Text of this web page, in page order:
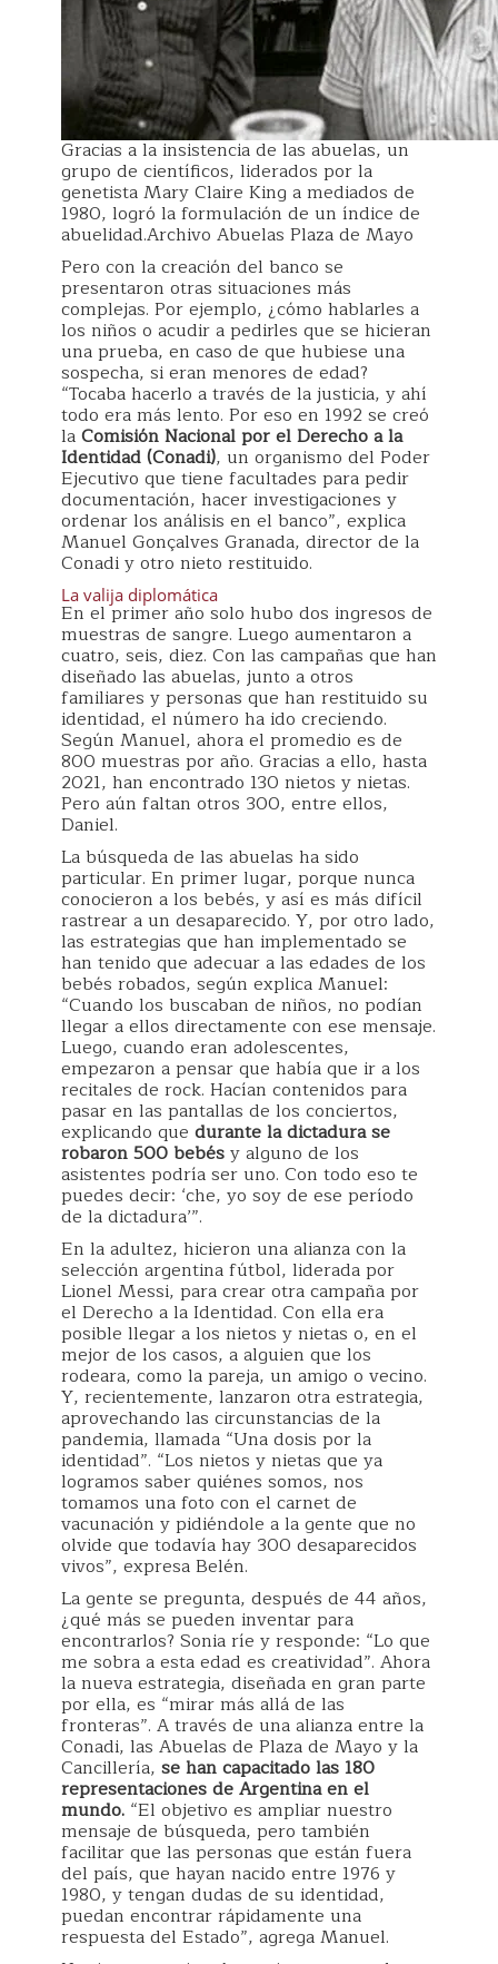
Gracias a la insistencia de las abuelas, un
grupo de científicos, liderados por la
genetista Mary Claire King a mediados de
1980, logró la formulación de un índice de
abuelidad.Archivo Abuelas Plaza de Mayo
Pero con la creación del banco se
presentaron otras situaciones más
complejas. Por ejemplo, ¿cómo hablarles a
los niños o acudir a pedirles que se hicieran
una prueba, en caso de que hubiese una
sospecha, si eran menores de edad?
“Tocaba hacerlo a través de la justicia, y ahí
todo era más lento. Por eso en 1992 se creó
laComisión Nacional por el Derecho a la
Identidad (Conadi), un organismo del Poder
Ejecutivo que tiene facultades para pedir
documentación, hacer investigaciones y
ordenar los análisis en el banco”, explica
Manuel Gonçalves Granada, director de la
Conadi y otro nieto restituido.
La valija diplomática
En el primer año solo hubo dos ingresos de
muestras de sangre. Luego aumentaron a
cuatro, seis, diez. Con las campañas que han
diseñado las abuelas, junto a otros
familiares y personas que han restituido su
identidad, el número ha ido creciendo.
Según Manuel, ahora el promedio es de
800 muestras por año. Gracias a ello, hasta
2021, han encontrado 130 nietos y nietas.
Pero aún faltan otros 300, entre ellos,
Daniel.
La búsqueda de las abuelas ha sido
particular. En primer lugar, porque nunca
conocieron a los bebés, y así es más difícil
rastrear a un desaparecido. Y, por otro lado,
las estrategias que han implementado se
han tenido que adecuar a las edades de los
bebés robados, según explica Manuel:
“Cuando los buscaban de niños, no podían
llegar a ellos directamente con ese mensaje.
Luego, cuando eran adolescentes,
empezaron a pensar que había que ir a los
recitales de rock. Hacían contenidos para
pasar en las pantallas de los conciertos,
explicando que durante la dictadura se
robaron 500 bebésy alguno de los
asistentes podría ser uno. Con todo eso te
puedes decir: ‘che, yo soy de ese período
de la dictadura’”.
En la adultez, hicieron una alianza con la
selección argentina fútbol, liderada por
Lionel Messi, para crear otra campaña por
el Derecho a la Identidad. Con ella era
posible llegar a los nietos y nietas o, en el
mejor de los casos, a alguien que los
rodeara, como la pareja, un amigo o vecino.
Y, recientemente, lanzaron otra estrategia,
aprovechando las circunstancias de la
pandemia, llamada “Una dosis por la
identidad”. “Los nietos y nietas que ya
logramos saber quiénes somos, nos
tomamos una foto con el carnet de
vacunación y pidiéndole a la gente que no
olvide que todavía hay 300 desaparecidos
vivos”, expresa Belén.
La gente se pregunta, después de 44 años,
¿qué más se pueden inventar para
encontrarlos? Sonia ríe y responde: “Lo que
me sobra a esta edad es creatividad”. Ahora
la nueva estrategia, diseñada en gran parte
por ella, es “mirar más allá de las
fronteras”. A través de una alianza entre la
Conadi, las Abuelas de Plaza de Mayo y la
Cancillería, se han capacitado las 180
representaciones de Argentina en el
mundo. “El objetivo es ampliar nuestro
mensaje de búsqueda, pero también
facilitar que las personas que están fuera
del país, que hayan nacido entre 1976 y
1980, y tengan dudas de su identidad,
puedan encontrar rápidamente una
respuesta del Estado”, agrega Manuel.